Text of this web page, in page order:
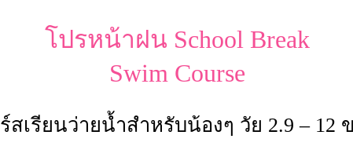
โปรหน้าฝน School Break
Swim Course
สเรียนว่ายน้ำสำหรับน้องๆ วัย 2.9 – 12